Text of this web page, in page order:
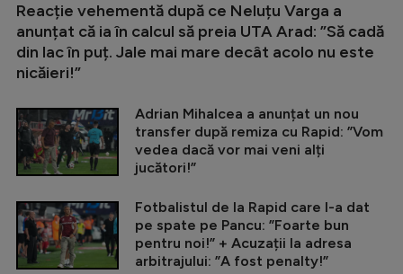
Reacție vehementă după ce Neluțu Varga a
anunțat că ia în calcul să preia UTA Arad: ”Să cadă
din lac în puț. Jale mai mare decât acolo nu este
nicăieri!”
Adrian Mihalcea a anunțat un nou
transfer după remiza cu Rapid: ”Vom
vedea dacă vor mai veni alți
jucători!”
Fotbalistul de la Rapid care l-a dat
pe spate pe Pancu: ”Foarte bun
pentru noi!” + Acuzații la adresa
arbitrajului: ”A fost penalty!”